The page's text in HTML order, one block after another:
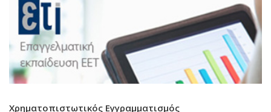
Χρηματοπιστωτικός Εγγραμματισμός